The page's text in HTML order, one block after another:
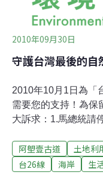
2010年09月30日
守護台灣最後的
2010年10月1日為「
需要您的支持！為保
大訴求：1.馬總統請
復育海岸新生政策。
台26線毫無效益更無
阿塱壹古道 土地利
台26線
海岸 生